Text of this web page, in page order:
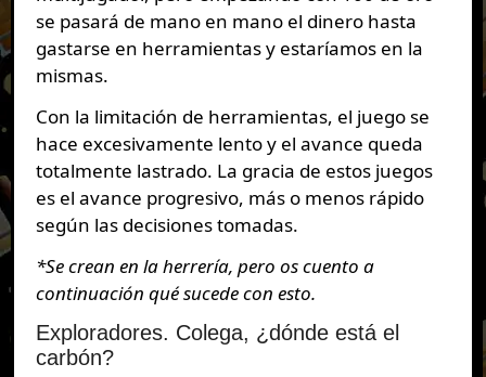
se pasará de mano en mano el dinero hasta
gastarse en herramientas y estaríamos en la
mismas.
Con la limitación de herramientas, el juego se
hace excesivamente lento y el avance queda
totalmente lastrado. La gracia de estos juegos
es el avance progresivo, más o menos rápido
según las decisiones tomadas.
*Se crean en la herrería, pero os cuento a
continuación qué sucede con esto.
Exploradores. Colega, ¿dónde está el
carbón?